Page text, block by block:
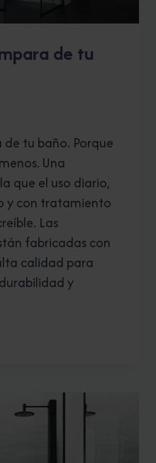
de tu
tu baño. Porque
Una
que el uso diario,
y con tratamiento
Las
fabricadas con
calidad para
y